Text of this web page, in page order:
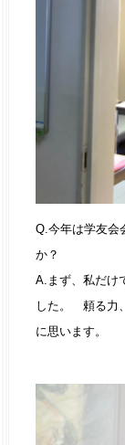
Q.今年は学友会
か？
A.まず、私だけ
した。 頼る力
に思います。